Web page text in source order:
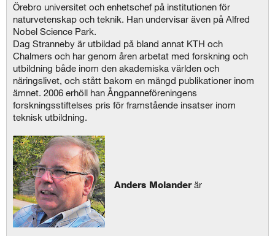
Örebro universitet och enhetschef på institutionen för
naturvetenskap och teknik. Han undervisar även på Alfred
Nobel Science Park.
Dag Stranneby är utbildad på bland annat KTH och
Chalmers och har genom åren arbetat med forskning och
utbildning både inom den akademiska världen och
näringslivet, och stått bakom en mängd publikationer inom
ämnet. 2006 erhöll han Ångpanneföreningens
forskningsstiftelses pris för framstående insatser inom
teknisk utbildning.
Anders Molanderär